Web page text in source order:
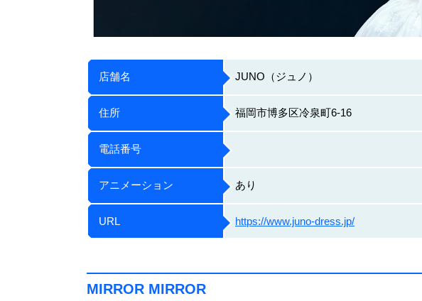
店舗名 JUNO（ジュノ）
住所 福岡市博多区冷泉町6-16
電話番号
アニメーション あり
URL https://www.juno-dress.jp/
MIRROR MIRROR